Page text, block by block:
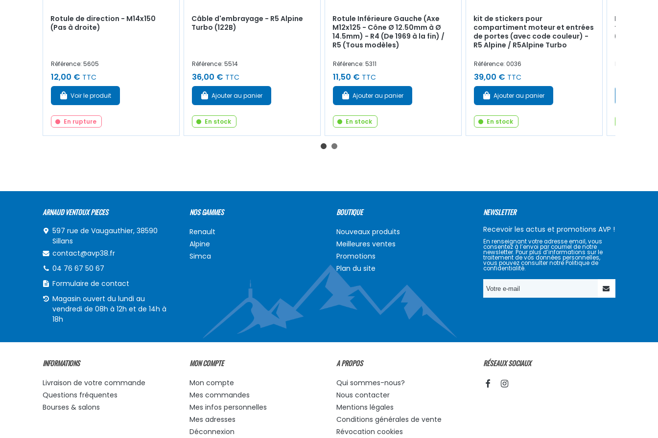
Rotule de direction - M14x150
(Pas à droite)
Référence: 5605
12,00 € TTC
Voir le produit
En rupture
Câble d'embrayage - R5 Alpine
Turbo (122B)
Référence: 5514
36,00 € TTC
Ajouter au panier
En stock
Rotule Inférieure Gauche (Axe
M12x125 - Cône Ø 12.50mm à Ø
14.5mm) - R4 (De 1969 à la fin) /
R5 (Tous modèles)
Référence: 5311
11,50 € TTC
Ajouter au panier
En stock
kit de stickers pour
compartiment moteur et entrées
de portes (avec code couleur) -
R5 Alpine / R5Alpine Turbo
Référence: 0036
39,00 € TTC
Ajouter au panier
En stock
Pompe à
tubes avec
(R1223) /
Référence:
ARNAUD VENTOUX PIECES
597 rue de Vaugauthier, 38590
Sillans
contact@avp38.fr
04 76 67 50 67
Formulaire de contact
Magasin ouvert du lundi au
vendredi de 08h à 12h et de 14h à
18h
NOS GAMMES
Renault
Alpine
Simca
BOUTIQUE
Nouveaux produits
Meilleures ventes
Promotions
Plan du site
NEWSLETTER
Recevoir les actus et promotions AVP !
En renseignant votre adresse email, vous
consentez à l’envoi par courriel de notre
newsletter. Pour plus d’informations sur le
traitement de vos données personnelles,
vous pouvez consulter notre Politique de
confidentialité.
INFORMATIONS
Livraison de votre commande
Questions fréquentes
Bourses & salons
MON COMPTE
Mon compte
Mes commandes
Mes infos personnelles
Mes adresses
Déconnexion
A PROPOS
Qui sommes-nous?
Nous contacter
Mentions légales
Conditions générales de vente
Révocation cookies
RÉSEAUX SOCIAUX